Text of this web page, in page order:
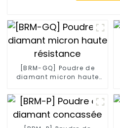
[BRM-GQ] Poudre de
diamant micron haute